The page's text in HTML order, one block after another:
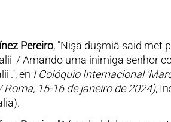
Pereiro, "Nişä duşmiä said met
/ Amando uma inimiga senhor
en I Colóquio Internacional
15-16 de janeiro de 2024),